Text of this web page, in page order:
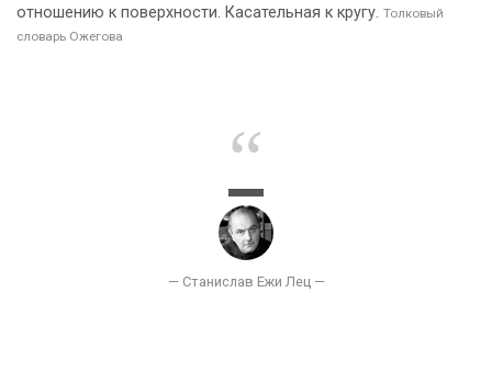
отношению к поверхности. Касательная к кругу. Толковый
словарь Ожегова